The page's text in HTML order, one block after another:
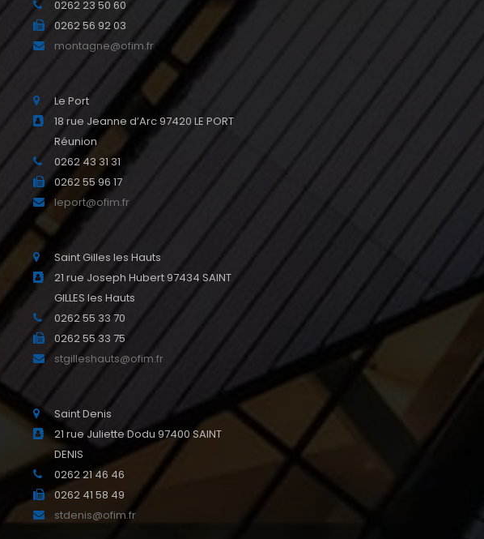
0262 23 50 60
0262 56 92 03
montagne@ofim.fr
Le Port
18 rue Jeanne d’Arc 97420 LE PORT
Réunion
0262 43 31 31
0262 55 96 17
leport@ofim.fr
Saint Gilles les Hauts
21 rue Joseph Hubert 97434 SAINT
GILLES les Hauts
0262 55 33 70
0262 55 33 75
stgilleshauts@ofim.fr
Saint Denis
21 rue Juliette Dodu 97400 SAINT
DENIS
0262 21 46 46
0262 41 58 49
stdenis@ofim.fr